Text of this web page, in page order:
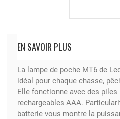
EN SAVOIR PLUS
La lampe de poche MT6 de
idéal pour chaque chasse,
Elle fonctionne avec des piles
rechargeables AAA.
batterie vous montre la